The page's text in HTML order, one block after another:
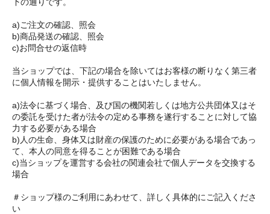
a)ご注文の確認、照会
b)商品発送の確認、照会
c)お問合せの返信時
当ショップでは、下記の場合を除いてはお客様の断りなく第三者
に個人情報を開示・提供することはいたしません。
a)法令に基づく場合、及び国の機関若しくは地方公共団体又はそ
の委託を受けた者が法令の定める事務を遂行することに対して協
力する必要がある場合
b)人の生命、身体又は財産の保護のために必要がある場合であっ
て、本人の同意を得ることが困難である場合
c)当ショップを運営する会社の関連会社で個人データを交換する
場合
＃ショップ様のご利用にあわせて、詳しく具体的にご記入くださ
い